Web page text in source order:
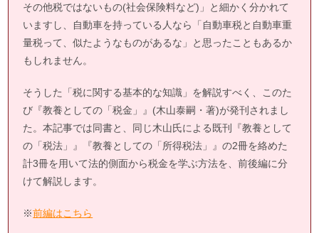
その他税ではないもの(社会保険料など)」と細かく分かれて
いますし、自動車を持っている人なら「自動車税と自動車重
量税って、似たようなものがあるな」と思ったこともあるか
もしれません。
そうした「税に関する基本的な知識」を解説すべく、このた
び『教養としての「税金」』(木山泰嗣・著)が発刊されまし
た。本記事では同書と、同じ木山氏による既刊『教養として
の「税法」』『教養としての「所得税法」』の2冊を絡めた
計3冊を用いて法的側面から税金を学ぶ方法を、前後編に分
けて解説します。
※前編はこちら